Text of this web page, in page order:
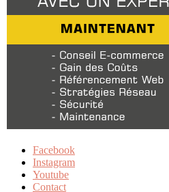
Facebook
Instagram
Youtube
Contact